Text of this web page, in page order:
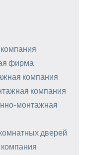
фирма
компания
компания
монтажная
дверей